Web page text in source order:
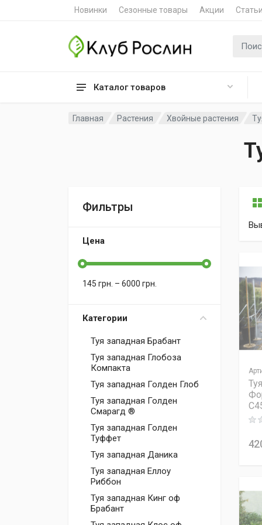
Новинки Сезонные товары Акции Статьи
Каталог товаров
Поиск
Главная Растения Хвойные растения
Фильтры
Цена
145 грн. – 6000 грн.
Категории
Туя западная Брабант
Туя западная Глобоза
Компакта
Туя западная Голден Глоб
Туя западная Голден
Смарагд ®
Туя западная Голден
Туффет
Туя западная Даника
Туя западная Еллоу
Риббон
Туя западная Кинг оф
Брабант